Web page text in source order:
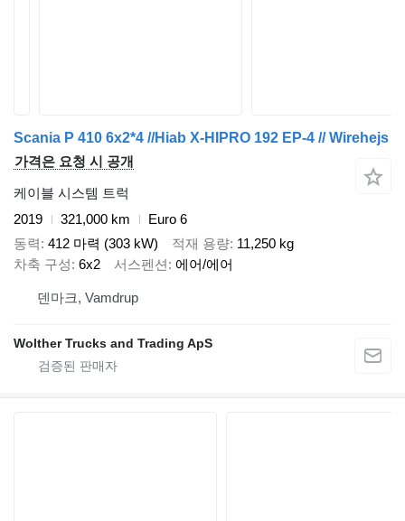
Scania P 410 6x2*4 //Hiab X-HIPRO 192 EP-4 // Wirehejs
가격은 요청 시 공개
케이블 시스템 트럭
2019
321,000 km
Euro 6
동력 412 마력 (303 kW) 적재 용량 11,250 kg
차축 구성 6x2 서스펜션 에어/에어
덴마크, Vamdrup
Wolther Trucks and Trading ApS